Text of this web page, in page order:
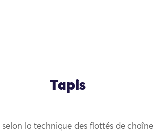
Tapis
selon la technique des flottés de